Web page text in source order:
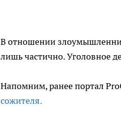
В отношении
лишь частично. Уголовное
Напомним, ранее портал
сожителя.